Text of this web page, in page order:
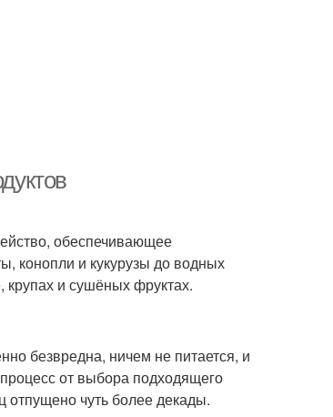
обеспечивающее
конопли и кукурузы до водных
крупах и сушёных фруктах.
безвредна, ничем не питается, и
от выбора подходящего
отпущено чуть более декады.